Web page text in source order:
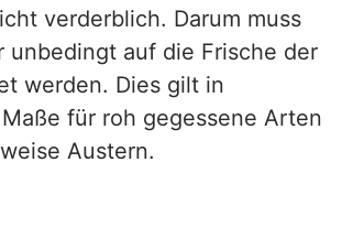
verderblich. Darum muss
unbedingt auf die Frische der
werden. Dies gilt in
für roh gegessene Arten
Austern.